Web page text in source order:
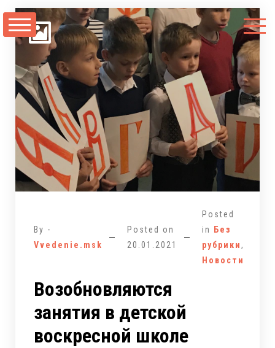
Перейти
содержимому
By -
Vvedenie.msk
Posted on
20.01.2021
Posted
in
Без
рубрики,
Новости
Возобновляются
занятия в детской
воскресной школе